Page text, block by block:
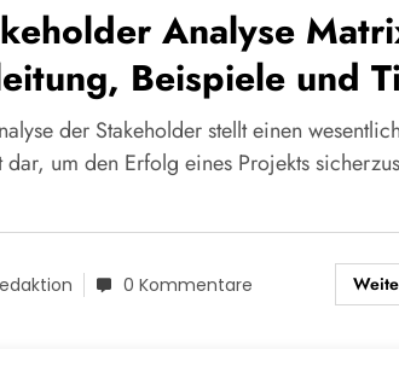
Analyse
Beispiele und
Projekt
der Stakeholder stellt einen
dar, um den Erfolg eines Projekts
0 Kommentare